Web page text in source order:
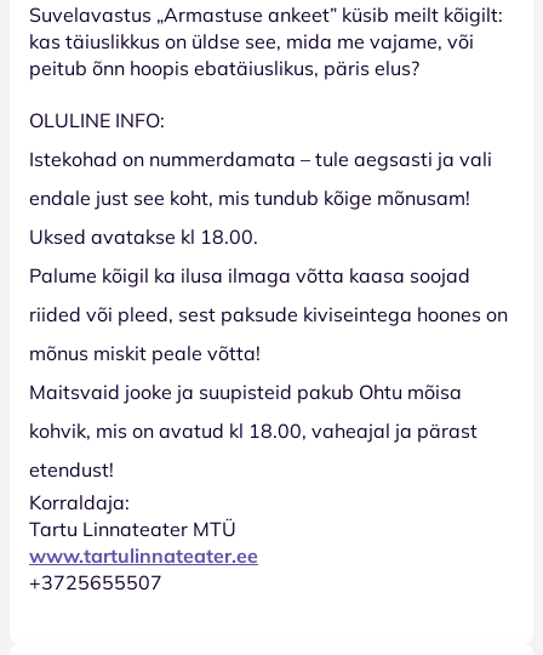
Suvelavastus „Armastuse ankeet” küsib meilt kõigilt:
kas täiuslikkus on üldse see, mida me vajame, või
peitub õnn hoopis ebatäiuslikus, päris elus?
OLULINE INFO:
Istekohad on nummerdamata – tule aegsasti ja vali
endale just see koht, mis tundub kõige mõnusam!
Uksed avatakse kl 18.00.
Palume kõigil ka ilusa ilmaga võtta kaasa soojad
riided või pleed, sest paksude kiviseintega hoones on
mõnus miskit peale võtta!
Maitsvaid jooke ja suupisteid pakub Ohtu mõisa
kohvik, mis on avatud kl 18.00, vaheajal ja pärast
etendust!
Korraldaja:
Tartu Linnateater MTÜ
www.tartulinnateater.ee
+3725655507